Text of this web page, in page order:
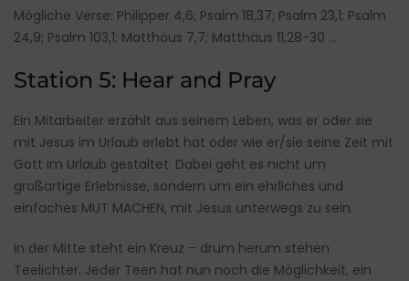
Mögliche Verse: Philipper 4,6; Psalm 18,37; Psalm 23,1; Psalm
24,9; Psalm 103,1; Matthäus 7,7; Matthäus 11,28-30 …
Station 5: Hear and Pray
Ein Mitarbeiter erzählt aus seinem Leben, was er oder sie
mit Jesus im Urlaub erlebt hat oder wie er/sie seine Zeit mit
Gott im Urlaub gestaltet. Dabei geht es nicht um
großartige Erlebnisse, sondern um ein ehrliches und
einfaches MUT MACHEN, mit Jesus unterwegs zu sein.
In der Mitte steht ein Kreuz – drum herum stehen
Teelichter. Jeder Teen hat nun noch die Möglichkeit, ein